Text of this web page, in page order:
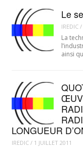
Le
IREDIC/
La
ainsi
LONGUEUR
IREDIC/ 1 JUILLET 2011